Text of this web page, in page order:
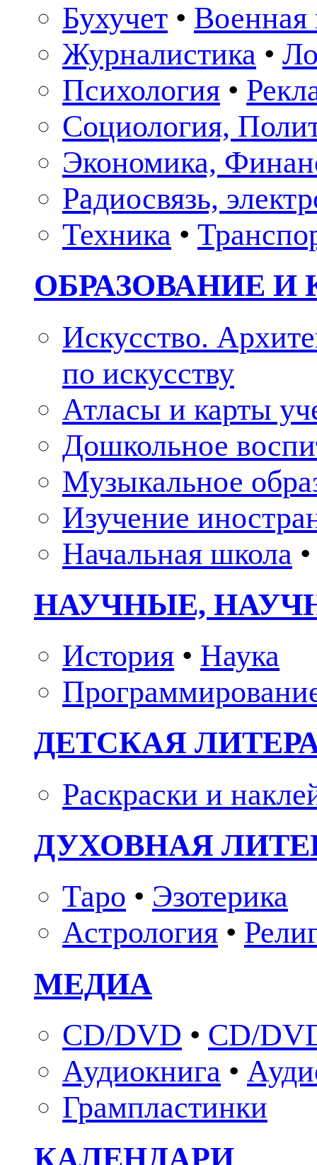
Бухучет • Военная
Журналистика •
Психология •
Социология,
Экономика,
Радиосвязь,
Техника •
ОБРАЗОВАНИЕ И
Искусство.
по искусству
Атласы и карты
Дошкольное
Музыкальное
Изучение
Начальная школа •
НАУЧНЫЕ,
История • Наука
ДЕТСКАЯ
Раскраски и
ДУХОВНАЯ
Таро • Эзотерика
Астрология •
МЕДИА
CD/DVD • CD/
Аудиокнига •
Грампластинки